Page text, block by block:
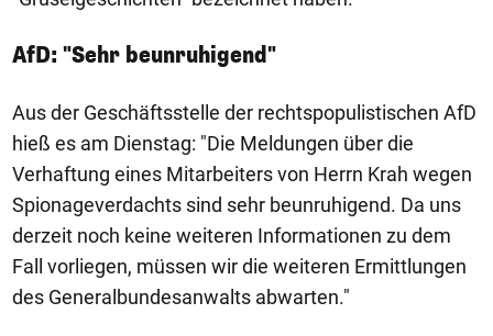
AfD: "Sehr beunruhigend"
Aus der Geschäftsstelle der rechtspopulistischen AfD
hieß es am Dienstag: "Die Meldungen über die
Verhaftung eines Mitarbeiters von Herrn Krah wegen
Spionageverdachts sind sehr beunruhigend. Da uns
derzeit noch keine weiteren Informationen zu dem
Fall vorliegen, müssen wir die weiteren Ermittlungen
des Generalbundesanwalts abwarten."